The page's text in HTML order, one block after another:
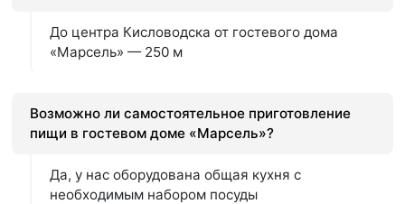
До центра Кисловодска от гостевого дома
«Марсель» — 250 м
Возможно ли самостоятельное приготовление
пищи в гостевом доме «Марсель»?
Да, у нас оборудована общая кухня с
необходимым набором посуды